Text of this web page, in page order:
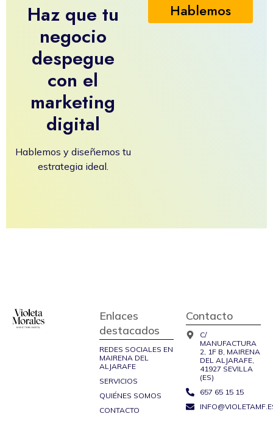
Haz que tu
negocio
despegue
con el
marketing
digital
Hablemos y diseñemos tu
estrategia ideal.
Hablemos
Enlaces
destacados
REDES SOCIALES EN
MAIRENA DEL
ALJARAFE
SERVICIOS
QUIÉNES SOMOS
CONTACTO
Contacto
C/
MANUFACTURA
2, 1F B, MAIRENA
DEL ALJARAFE,
41927 SEVILLA
(ES)
657 65 15 15